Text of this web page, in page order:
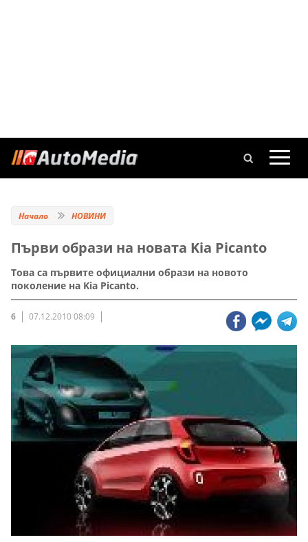
Начало НОВИНИ
Първи образи на новата Kia Picanto
Това са първите официални образи на новото
поколение на Kia Picanto.
6 07.12.2010 08:09